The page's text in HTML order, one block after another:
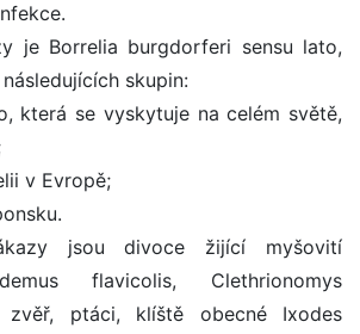
je Borrelia burgdorferi sensu lato,
skupin:
která se vyskytuje na celém světě,
v Evropě;
jsou divoce žijící myšovití
flavicolis, Clethrionomys
zvěř, ptáci, klíště obecné Ixodes